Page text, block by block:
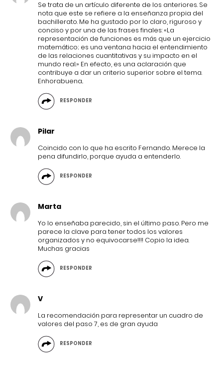
Se trata de un artículo diferente de los anteriores. Se
nota que este se refiere a la enseñanza propia del
bachillerato. Me ha gustado por lo claro, riguroso y
conciso y por una de las frases finales: «La
representación de funciones es más que un ejercicio
matemático; es una ventana hacia el entendimiento
de las relaciones cuantitativas y su impacto en el
mundo real.» En efecto, es una aclaración que
contribuye a dar un criterio superior sobre el tema.
Enhorabuena..
RESPONDER
Pilar
Coincido con lo que ha escrito Fernando. Merece la
pena difundirlo, porque ayuda a entenderlo.
RESPONDER
Marta
Yo lo enseñaba parecido, sin el último paso. Pero me
parece la clave para tener todos los valores
organizados y no equivocarse!!!! Copio la idea.
Muchas gracias
RESPONDER
V
La recomendación para representar un cuadro de
valores del paso 7, es de gran ayuda
RESPONDER